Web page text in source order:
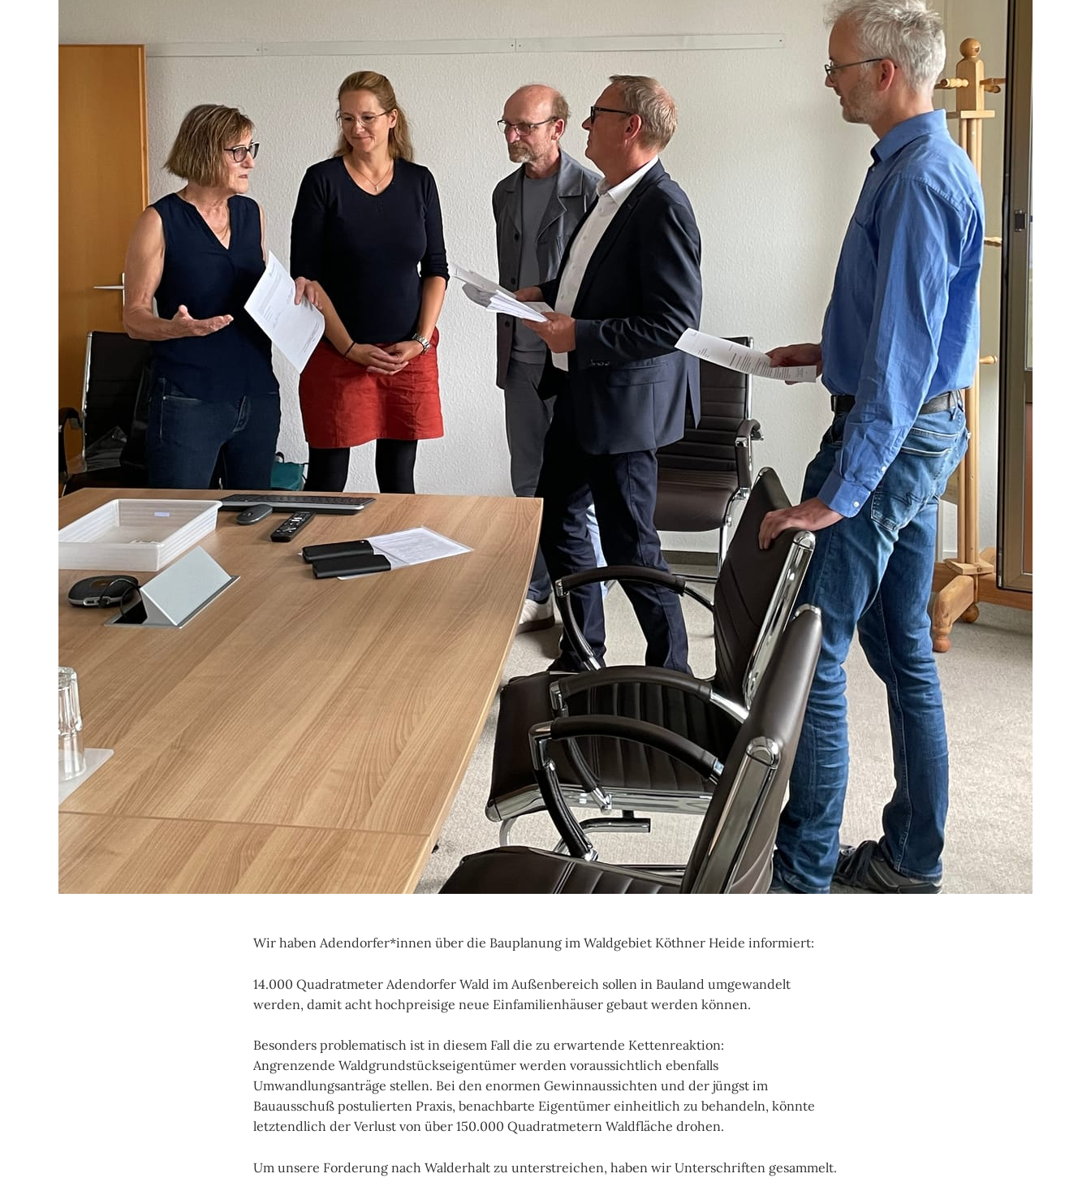
Wir haben Adendorfer*innen über die Bauplanung im Waldgebiet Köthner Heide informiert:
14.000 Quadratmeter Adendorfer Wald im Außenbereich sollen in Bauland umgewandelt
werden, damit acht hochpreisige neue Einfamilienhäuser gebaut werden können.
Besonders problematisch ist in diesem Fall die zu erwartende Kettenreaktion:
Angrenzende Waldgrundstückseigentümer werden voraussichtlich ebenfalls
Umwandlungsanträge stellen. Bei den enormen Gewinnaussichten und der jüngst im
Bauausschuß postulierten Praxis, benachbarte Eigentümer einheitlich zu behandeln, könnte
letztendlich der Verlust von über 150.000 Quadratmetern Waldfläche drohen.
Um unsere Forderung nach Walderhalt zu unterstreichen, haben wir Unterschriften gesammelt.